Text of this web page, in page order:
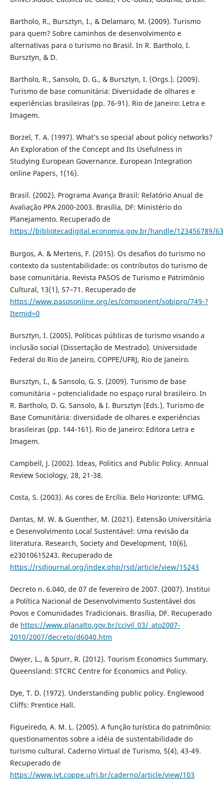
Bartholo, R., Bursztyn, I., & Delamaro, M. (2009). Turismo
para quem? Sobre caminhos de desenvolvimento e
alternativas para o turismo no Brasil. In R. Bartholo, I.
Bursztyn, & D.
Bartholo, R., Sansolo, D. G., & Bursztyn, I. (Orgs.). (2009).
Turismo de base comunitária: Diversidade de olhares e
experiências brasileiras (pp. 76-91). Rio de Janeiro: Letra e
Imagem.
Borzel, T. A. (1997). What’s so special about policy networks?
An Exploration of the Concept and Its Usefulness in
Studying European Governance. European Integration
online Papers, 1(16).
Brasil. (2002). Programa Avança Brasil: Relatório Anual de
Avaliação PPA 2000-2003. Brasília, DF: Ministério do
Planejamento. Recuperado de
https://bibliotecadigital.economia.gov.br/handle/123456789/
Burgos, A. & Mertens, F. (2015). Os desafios do turismo no
contexto da sustentabilidade: os contributos do turismo de
base comunitária. Revista PASOS de Turismo e Patrimônio
Cultural, 13(1), 57–71. Recuperado de
https://www.pasosonline.org/es/component/sobipro/749-?
Itemid=0
Bursztyn, I. (2005). Políticas públicas de turismo visando a
inclusão social (Dissertação de Mestrado). Universidade
Federal do Rio de Janeiro, COPPE/UFRJ, Rio de Janeiro.
Bursztyn, I., & Sansolo, G. S. (2009). Turismo de base
comunitária – potencialidade no espaço rural brasileiro. In
R. Bartholo, D. G. Sansolo, & I. Bursztyn (Eds.), Turismo de
Base Comunitária: diversidade de olhares e experiências
brasileiras (pp. 144-161). Rio de Janeiro: Editora Letra e
Imagem.
Campbell, J. (2002). Ideas, Politics and Public Policy. Annual
Review Sociology, 28, 21-38.
Costa, S. (2003). As cores de Ercília. Belo Horizonte: UFMG.
Dantas, M. W. & Guenther, M. (2021). Extensão Universitária
e Desenvolvimento Local Sustentável: Uma revisão da
literatura. Research, Society and Development, 10(6),
e23010615243. Recuperado de
https://rsdjournal.org/index.php/rsd/article/view/15243
Decreto n. 6.040, de 07 de fevereiro de 2007. (2007). Institui
a Política Nacional de Desenvolvimento Sustentável dos
Povos e Comunidades Tradicionais. Brasília, DF. Recuperado
de https://www.planalto.gov.br/ccivil_03/_ato2007-
2010/2007/decreto/d6040.htm
Dwyer, L., & Spurr, R. (2012). Tourism Economics Summary.
Queensland: STCRC Centre for Economics and Policy.
Dye, T. D. (1972). Understanding public policy. Englewood
Cliffs: Prentice Hall.
Figueiredo, A. M. L. (2005). A função turística do patrimônio:
questionamentos sobre a idéia de sustentabilidade do
turismo cultural. Caderno Virtual de Turismo, 5(4), 43-49.
Recuperado de
https://www.ivt.coppe.ufrj.br/caderno/article/view/103